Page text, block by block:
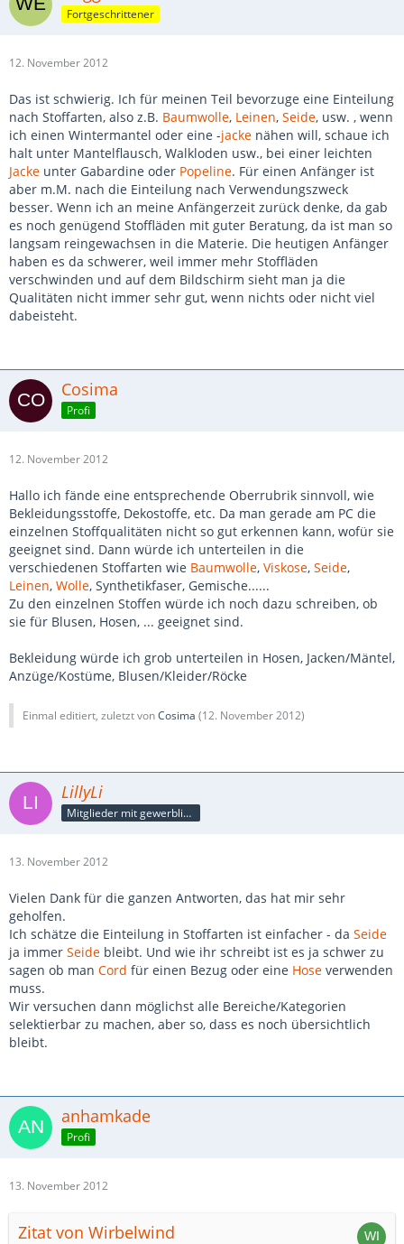
Fortgeschrittener
12. November 2012
Das ist schwierig. Ich für meinen Teil bevorzuge eine Einteilung
nach Stoffarten, also z.B. Baumwolle, Leinen, Seide, usw. , wenn
ich einen Wintermantel oder eine -jacke nähen will, schaue ich
halt unter Mantelflausch, Walkloden usw., bei einer leichten
Jacke unter Gabardine oder Popeline. Für einen Anfänger ist
aber m.M. nach die Einteilung nach Verwendungszweck
besser. Wenn ich an meine Anfängerzeit zurück denke, da gab
es noch genügend Stoffläden mit guter Beratung, da ist man so
langsam reingewachsen in die Materie. Die heutigen Anfänger
haben es da schwerer, weil immer mehr Stoffläden
verschwinden und auf dem Bildschirm sieht man ja die
Qualitäten nicht immer sehr gut, wenn nichts oder nicht viel
dabeisteht.
Cosima
Profi
12. November 2012
Hallo ich fände eine entsprechende Oberrubrik sinnvoll, wie
Bekleidungsstoffe, Dekostoffe, etc. Da man gerade am PC die
einzelnen Stoffqualitäten nicht so gut erkennen kann, wofür sie
geeignet sind. Dann würde ich unterteilen in die
verschiedenen Stoffarten wie Baumwolle, Viskose, Seide,
Leinen, Wolle, Synthetikfaser, Gemische......
Zu den einzelnen Stoffen würde ich noch dazu schreiben, ob
sie für Blusen, Hosen, ... geeignet sind.
Bekleidung würde ich grob unterteilen in Hosen, Jacken/Mäntel,
Anzüge/Kostüme, Blusen/Kleider/Röcke
Einmal editiert, zuletzt vonCosima (12. November 2012)
LillyLi
Mitglieder mit gewerblicher Verbindung, auch als Mitarbeiter/in
13. November 2012
Vielen Dank für die ganzen Antworten, das hat mir sehr
geholfen.
Ich schätze die Einteilung in Stoffarten ist einfacher - da Seide
ja immer Seide bleibt. Und wie ihr schreibt ist es ja schwer zu
sagen ob man Cord für einen Bezug oder eine Hose verwenden
muss.
Wir versuchen dann möglichst alle Bereiche/Kategorien
selektierbar zu machen, aber so, dass es noch übersichtlich
bleibt.
anhamkade
Profi
13. November 2012
Zitat von Wirbelwind